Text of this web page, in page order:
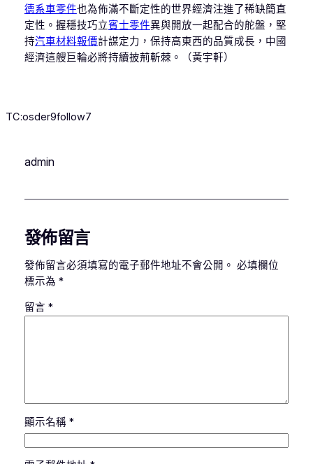
德系車零件也為佈滿不斷定性的世界經濟注進了稀缺簡直
定性。握穩技巧立賓士零件異與開放一起配合的舵盤，堅
持汽車材料報價計謀定力，保持高東西的品質成長，中國
經濟這艘巨輪必將持續披荊斬棘。
（黃宇軒）
TC:osder9follow7
admin
發佈留言
發佈留言必須填寫的電子郵件地址不會公開。 必填欄位
標示為 *
留言 *
顯示名稱 *